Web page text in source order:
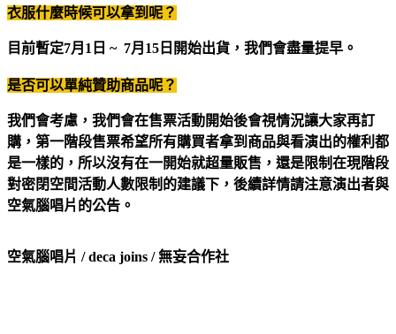
衣服什麼時候可以拿到呢？
目前暫定7月1日 ~ 7月15日開始出貨，我們會盡量提早。
是否可以單純贊助商品呢？
我們會考慮，我們會在售票活動開始後會視情況讓大家再訂
購，第一階段售票希望所有購買者拿到商品與看演出的權利都
是一樣的，所以沒有在一開始就超量販售，還是限制在現階段
對密閉空間活動人數限制的建議下，後續詳情請注意演出者與
空氣腦唱片的公告。
空氣腦唱片 / deca joins / 無妄合作社